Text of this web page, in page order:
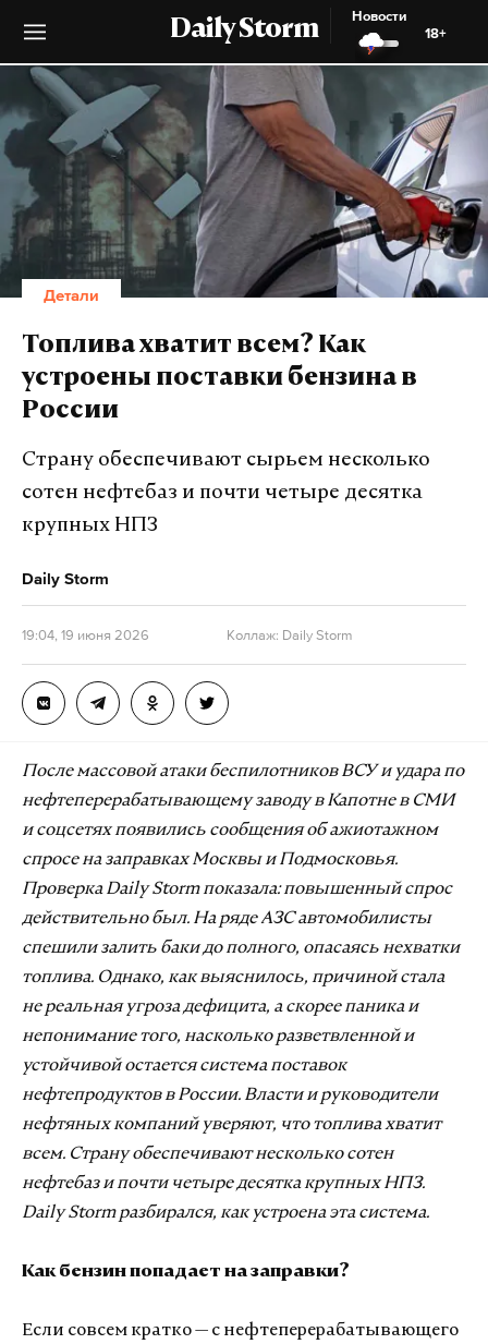
Daily Storm
Новости
18+
Детали
Топлива хватит всем? Как
устроены поставки бензина в
России
Страну обеспечивают сырьем несколько
сотен нефтебаз и почти четыре десятка
крупных НПЗ
Daily Storm
19:04, 19 июня 2026 Коллаж: Daily Storm
После массовой атаки беспилотников ВСУ и удара по
нефтеперерабатывающему заводу в Капотне в СМИ
и соцсетях появились сообщения об ажиотажном
спросе на заправках Москвы и Подмосковья.
Проверка Daily Storm показала: повышенный спрос
действительно был. На ряде АЗС автомобилисты
спешили залить баки до полного, опасаясь нехватки
топлива. Однако, как выяснилось, причиной стала
не реальная угроза дефицита, а скорее паника и
непонимание того, насколько разветвленной и
устойчивой остается система поставок
нефтепродуктов в России. Власти и руководители
нефтяных компаний уверяют, что топлива хватит
всем. Страну обеспечивают несколько сотен
нефтебаз и почти четыре десятка крупных НПЗ.
Daily Storm разбирался, как устроена эта система.
Как бензин попадает на заправки?
Если совсем кратко — с нефтеперерабатывающего